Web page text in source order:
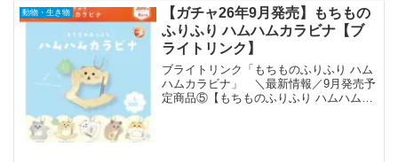
名 さみしくないぞ
う メーカーエール 発
売...
動物・生き物
【ガチャ26年9月発売】もちもの
ふりふり ハムハムカラビナ【ブ
ライトリンク】
ブライトリンク「もちものふりふり ハム
ハムカラビナ」 ＼最新情報／9月発売予
定商品⑤【もちものふりふり ハムハムカ